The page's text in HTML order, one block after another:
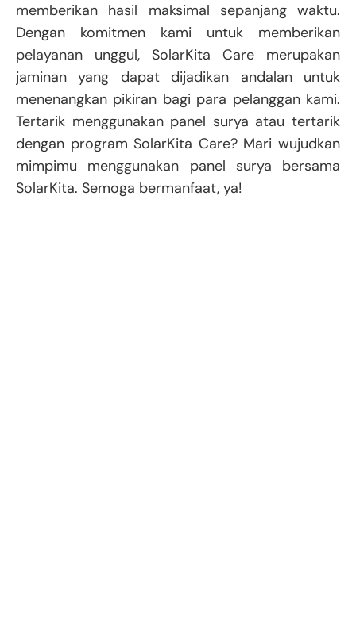
memberikan hasil maksimal sepanjang waktu.
Dengan komitmen kami untuk memberikan
pelayanan unggul, SolarKita Care merupakan
jaminan yang dapat dijadikan andalan untuk
menenangkan pikiran bagi para pelanggan kami.
Tertarik menggunakan panel surya atau tertarik
dengan program SolarKita Care? Mari wujudkan
mimpimu menggunakan panel surya bersama
SolarKita. Semoga bermanfaat, ya!